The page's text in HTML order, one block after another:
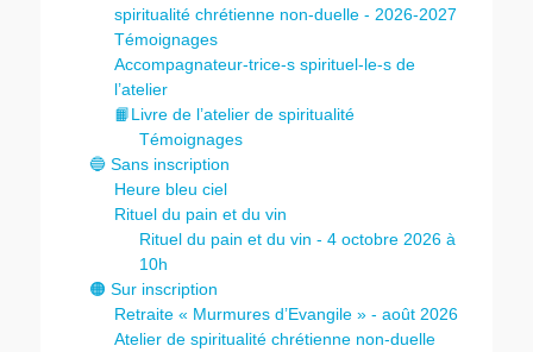
spiritualité chrétienne non-duelle - 2026-2027
Témoignages
Accompagnateur-trice-s spirituel-le-s de
l’atelier
📙Livre de l’atelier de spiritualité
Témoignages
🔵 Sans inscription
Heure bleu ciel
Rituel du pain et du vin
Rituel du pain et du vin - 4 octobre 2026 à
10h
🟠 Sur inscription
Retraite « Murmures d’Evangile » - août 2026
Atelier de spiritualité chrétienne non-duelle